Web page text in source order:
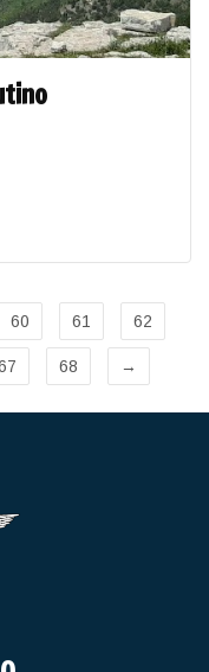
60 61 62
68 →